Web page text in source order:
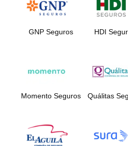
GNP Seguros HDI
Momento Seguros Quálitas